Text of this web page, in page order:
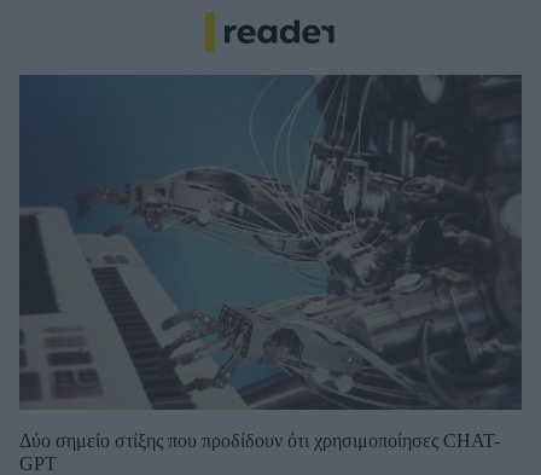
Δύο σημείο στίξης που προδίδουν ότι χρησιμοποίησες CHAT-
GPT